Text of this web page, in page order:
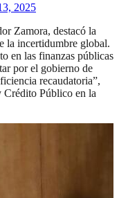
2025
Zamora, destacó la
la incertidumbre global.
en las finanzas públicas
por el gobierno de
recaudatoria”,
Crédito Público en la